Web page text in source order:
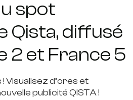
spot
Qista, diffusé
2 et France 5
Visualisez d’ores et
publicité QISTA !